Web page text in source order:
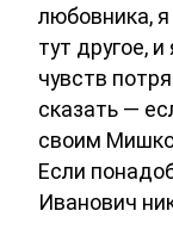
любовника,
тут другое,
чувств
сказать —
своим
Если
Иванович